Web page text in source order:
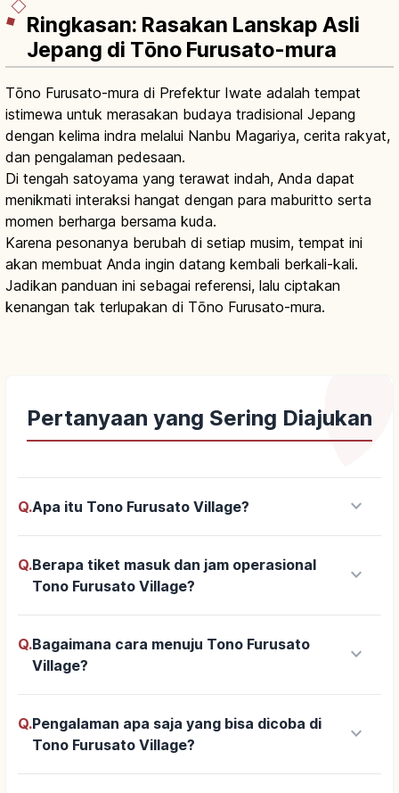
Ringkasan: Rasakan Lanskap Asli
Jepang di Tōno Furusato-mura
Tōno Furusato-mura di Prefektur Iwate adalah tempat
istimewa untuk merasakan budaya tradisional Jepang
dengan kelima indra melalui Nanbu Magariya, cerita rakyat,
dan pengalaman pedesaan.
Di tengah satoyama yang terawat indah, Anda dapat
menikmati interaksi hangat dengan para maburitto serta
momen berharga bersama kuda.
Karena pesonanya berubah di setiap musim, tempat ini
akan membuat Anda ingin datang kembali berkali-kali.
Jadikan panduan ini sebagai referensi, lalu ciptakan
kenangan tak terlupakan di Tōno Furusato-mura.
Pertanyaan yang Sering Diajukan
Q.Apa itu Tono Furusato Village? keyboard_arrow_down
Q.Berapa tiket masuk dan jam operasional
Tono Furusato Village?
keyboard_arrow_down
Q.Bagaimana cara menuju Tono Furusato
Village?
keyboard_arrow_down
Q.Pengalaman apa saja yang bisa dicoba di
Tono Furusato Village?
keyboard_arrow_down